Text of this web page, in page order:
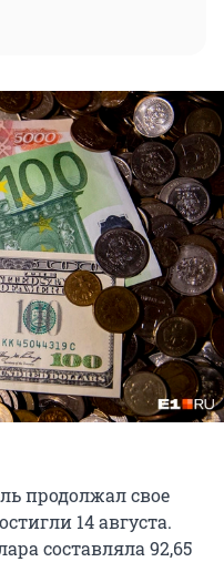
продолжал свое
14 августа.
составляла 92,65